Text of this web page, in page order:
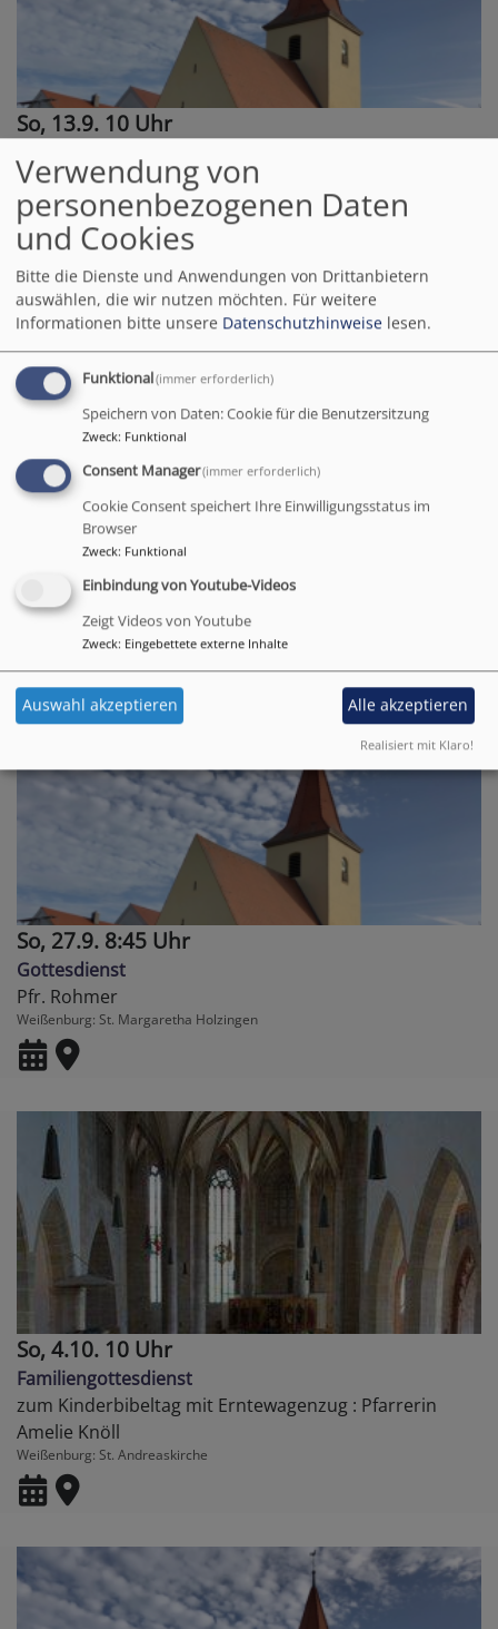
So, 13.9. 10 Uhr
Kirchweih - Pfr. Rohmer
Weißenburg St. Margaretha Holzingen
So, 20.9. 10 Uhr
Gottesdienst
Pfarrerin Catharina Fenn
Weißenburg St. Andreaskirche
So, 27.9. 8:45 Uhr
Gottesdienst
Pfr. Rohmer
Weißenburg St. Margaretha Holzingen
So, 4.10. 10 Uhr
Familiengottesdienst
zum Kinderbibeltag mit Erntewagenzug : Pfarrerin
Amelie Knöll
Weißenburg St. Andreaskirche
Verwendung von
personenbezogenen Daten
und Cookies
Bitte die Dienste und Anwendungen von Drittanbietern
auswählen, die wir nutzen möchten. Für weitere
Informationen bitte unsere Datenschutzhinweise lesen.
Funktional(immer erforderlich)
Speichern von Daten: Cookie für die Benutzersitzung
Zweck: Funktional
Consent Manager(immer erforderlich)
Cookie Consent speichert Ihre Einwilligungsstatus im
Browser
Zweck: Funktional
Einbindung von Youtube-Videos
Zeigt Videos von Youtube
Zweck: Eingebettete externe Inhalte
Auswahl akzeptieren Alle akzeptieren
Realisiert mit Klaro!